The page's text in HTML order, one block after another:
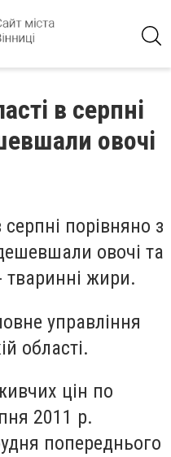
в серпні
овочі
порівняно з
овочі та
жири.
управління
області.
цін по
2011 р.
попереднього